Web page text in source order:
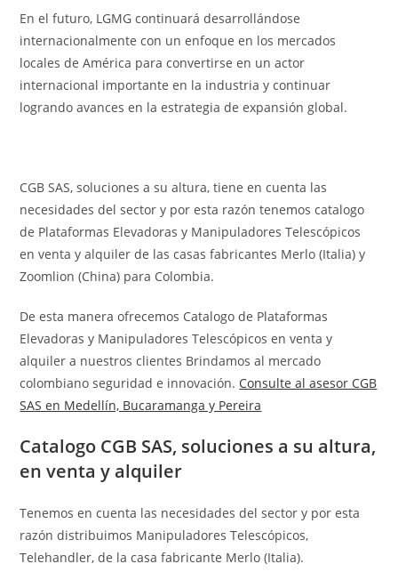
En el futuro, LGMG continuará desarrollándose
internacionalmente con un enfoque en los mercados
locales de América para convertirse en un actor
internacional importante en la industria y continuar
logrando avances en la estrategia de expansión global.
CGB SAS, soluciones a su altura, tiene en cuenta las
necesidades del sector y por esta razón tenemos catalogo
de Plataformas Elevadoras y Manipuladores Telescópicos
en venta y alquiler de las casas fabricantes Merlo (Italia) y
Zoomlion (China) para Colombia.
De esta manera ofrecemos Catalogo de Plataformas
Elevadoras y Manipuladores Telescópicos en venta y
alquiler a nuestros clientes Brindamos al mercado
colombiano seguridad e innovación. Consulte al asesor CGB
SAS en Medellín, Bucaramanga y Pereira
Catalogo CGB SAS, soluciones a su altura,
en venta y alquiler
Tenemos en cuenta las necesidades del sector y por esta
razón distribuimos Manipuladores Telescópicos,
Telehandler, de la casa fabricante Merlo (Italia).